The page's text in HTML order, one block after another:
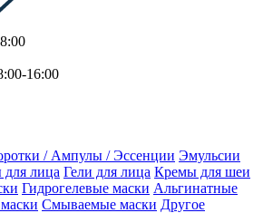
16:00
/ Ампулы / Эссенции Эмульсии
лица Гели для лица Кремы для шеи
Гидрогелевые маски Альгинатные
Смываемые маски Другое